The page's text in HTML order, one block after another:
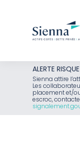
contenu
ALERTE
Sienna attire
Les
placement et/
escroc,